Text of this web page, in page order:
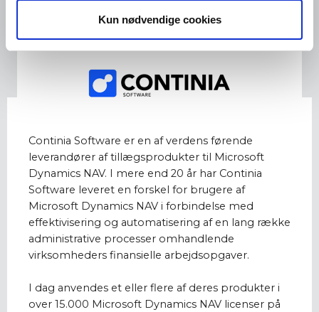
Kun nødvendige cookies
Continia Software er en af verdens førende
leverandører af tillægsprodukter til Microsoft
Dynamics NAV. I mere end 20 år har Continia
Software leveret en forskel for brugere af
Microsoft Dynamics NAV i forbindelse med
effektivisering og automatisering af en lang række
administrative processer omhandlende
virksomheders finansielle arbejdsopgaver.
I dag anvendes et eller flere af deres produkter i
over 15.000 Microsoft Dynamics NAV licenser på